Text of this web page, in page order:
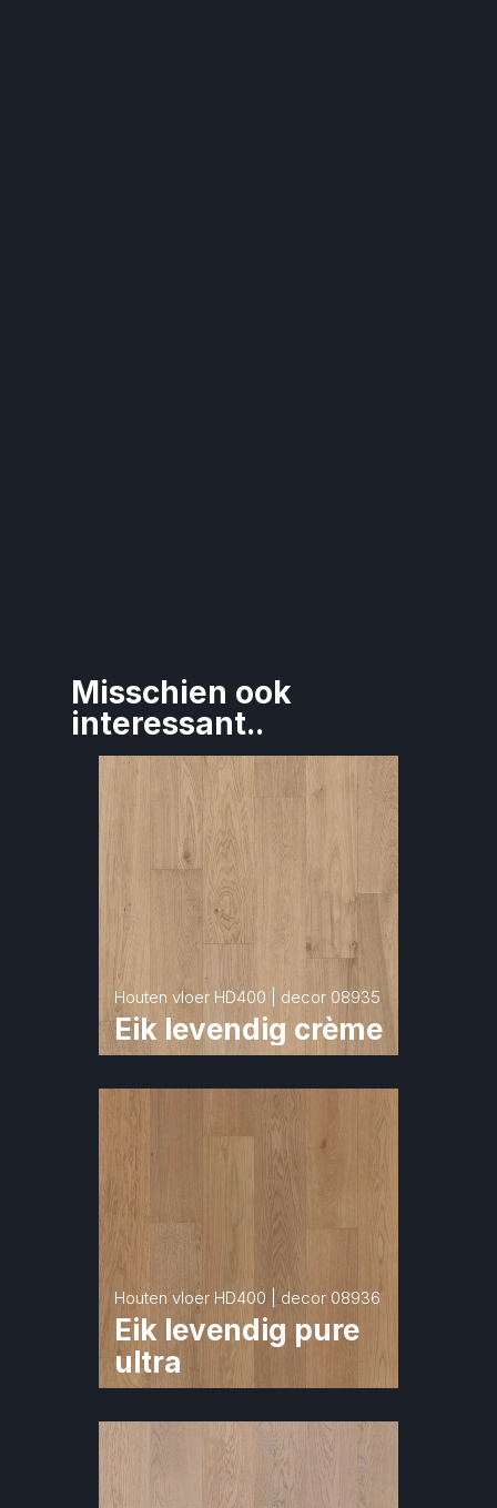
Misschien ook
interessant..
Houten vloer HD400 | decor 08935
Eik levendig crème
Houten vloer HD400 | decor 08936
Eik levendig pure
ultra